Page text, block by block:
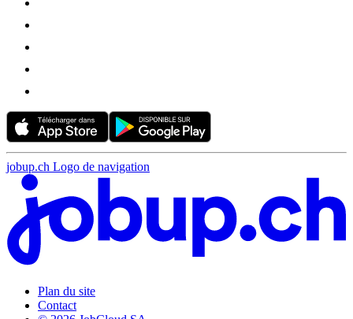
jobup.ch Logo de navigation
Plan du site
Contact